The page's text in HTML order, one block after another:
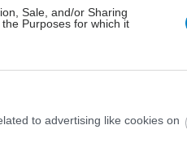
Sale, and/or Sharing
Purposes for which it
to advertising like cookies on
ενοχοποιεί τον
Θεό που τον πήρε
να είναι
νοσταλγία και
ανάκαμψης. Το άτομο
και να